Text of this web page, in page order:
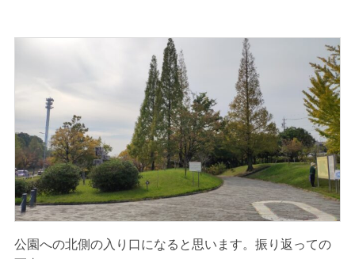
公園への北側の入り口になると思います。振り返っての